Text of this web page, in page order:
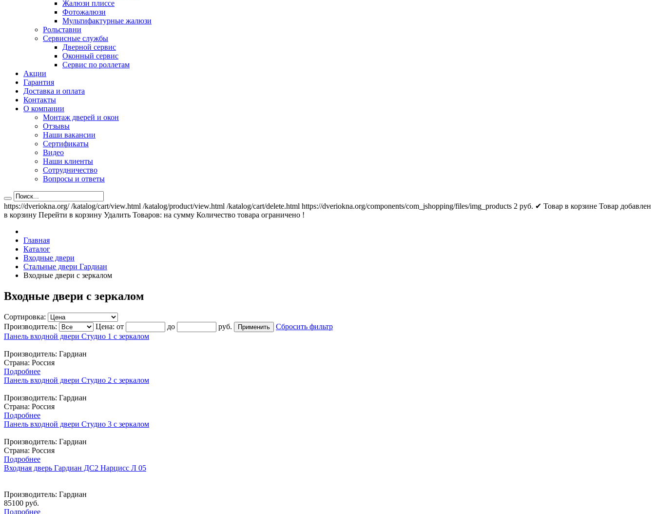
Жалюзи плиссе
Фотожалюзи
Мультифактурные жалюзи
Рольставни
Сервисные службы
Дверной сервис
Оконный сервис
Сервис по роллетам
Акции
Гарантия
Доставка и оплата
Контакты
О компании
Монтаж дверей и окон
Отзывы
Наши вакансии
Сертификаты
Видео
Наши клиенты
Сотрудничество
Вопросы и ответы
https://dveriokna.org/ /katalog/cart/view.html /katalog/product/view.html /katalog/cart/delete.html https://dveriokna.org/components/com_jshopping/files/img_products 2 руб. ✔ Товар в корзине Товар добавлен
в корзину Перейти в корзину Удалить Товаров: на сумму Количество товара ограничено !
Главная
Каталог
Входные двери
Стальные двери Гардиан
Входные двери с зеркалом
Входные двери с зеркалом
Сортировка:
Производитель:
Цена: от до руб.
Сбросить фильтр
Панель входной двери Студио 1 с зеркалом
Производитель: Гардиан
Страна: Россия
Подробнее
Панель входной двери Студио 2 с зеркалом
Производитель: Гардиан
Страна: Россия
Подробнее
Панель входной двери Студио 3 с зеркалом
Производитель: Гардиан
Страна: Россия
Подробнее
Входная дверь Гардиан ДС2 Нарцисс Л 05
Производитель: Гардиан
85100 руб.
Подробнее